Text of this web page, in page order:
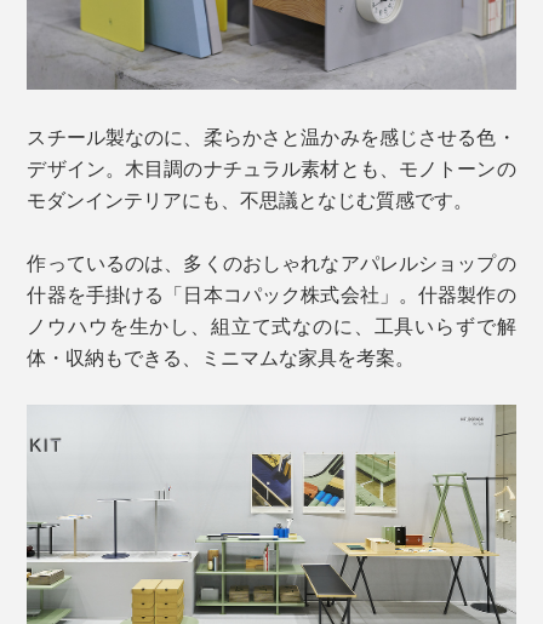
スチール製なのに、柔らかさと温かみを感じさせる色・
デザイン。木目調のナチュラル素材とも、モノトーンの
モダンインテリアにも、不思議となじむ質感です。
作っているのは、多くのおしゃれなアパレルショップの
什器を手掛ける「日本コパック株式会社」。什器製作の
ノウハウを生かし、組立て式なのに、工具いらずで解
体・収納もできる、ミニマムな家具を考案。